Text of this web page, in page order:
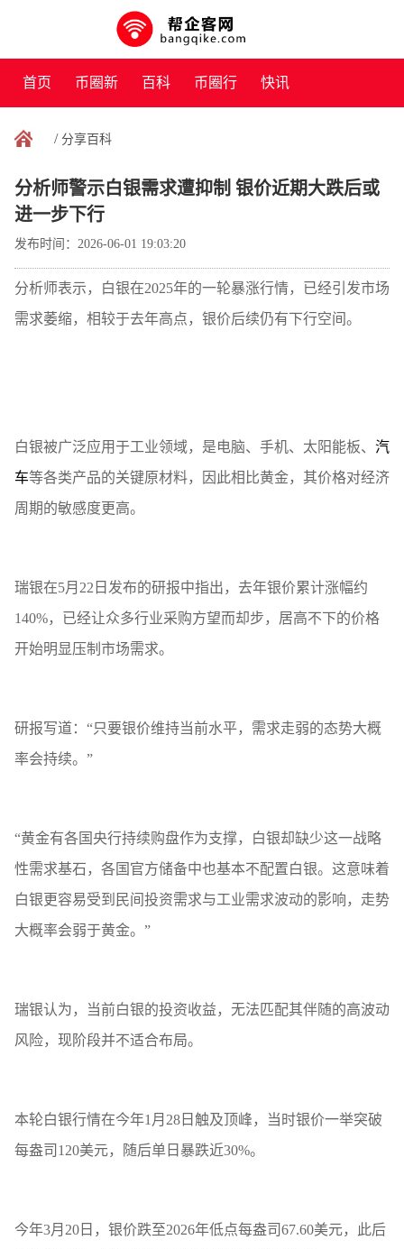
首页 币圈新
闻
百科 币圈行 快讯
/ 分享百科
分析师警示白银需求遭抑制 银价近期大跌后或
进一步下行
发布时间：2026-06-01 19:03:20
分析师表示，白银在2025年的一轮暴涨行情，已经引发市场
需求萎缩，相较于去年高点，银价后续仍有下行空间。
白银被广泛应用于工业领域，是电脑、手机、太阳能板、 汽
车等各类产品的关键原材料，因此相比黄金，其价格对经济
周期的敏感度更高。
瑞银在5月22日发布的研报中指出，去年银价累计涨幅约
140%，已经让众多行业采购方望而却步，居高不下的价格
开始明显压制市场需求。
研报写道：“只要银价维持当前水平，需求走弱的态势大概
率会持续。”
“黄金有各国央行持续购盘作为支撑，白银却缺少这一战略
性需求基石，各国官方储备中也基本不配置白银。这意味着
白银更容易受到民间投资需求与工业需求波动的影响，走势
大概率会弱于黄金。”
瑞银认为，当前白银的投资收益，无法匹配其伴随的高波动
风险，现阶段并不适合布局。
本轮白银行情在今年1月28日触及顶峰，当时银价一举突破
每盎司120美元，随后单日暴跌近30%。
今年3月20日，银价跌至2026年低点每盎司67.60美元，此后